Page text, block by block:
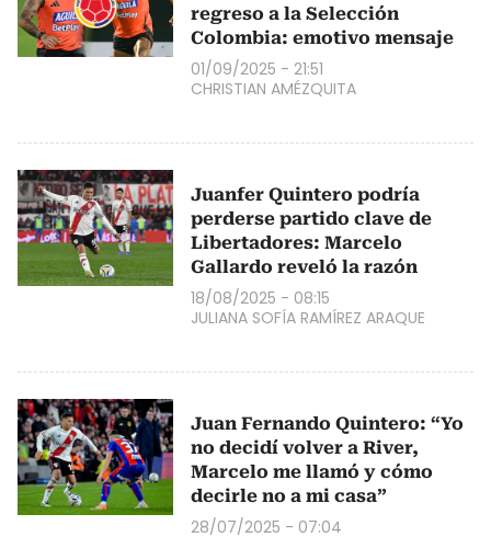
regreso a la Selección
Colombia: emotivo mensaje
01/09/2025 - 21:51
CHRISTIAN AMÉZQUITA
Juanfer Quintero podría
perderse partido clave de
Libertadores: Marcelo
Gallardo reveló la razón
18/08/2025 - 08:15
JULIANA SOFÍA RAMÍREZ ARAQUE
Juan Fernando Quintero: “Yo
no decidí volver a River,
Marcelo me llamó y cómo
decirle no a mi casa”
28/07/2025 - 07:04